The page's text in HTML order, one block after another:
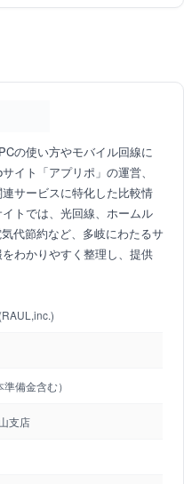
の使い方やモバイル回線に
イト「アプリポ」の運営、
サービスに特化した比較情
トでは、光回線、ホームル
代節約など、多岐にわたるサ
わかりやすく整理し、提供
備金含む）
支店